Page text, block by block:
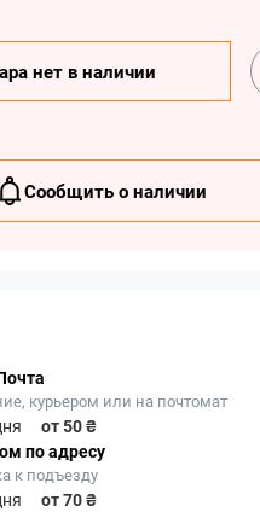
нет в наличии
Сообщить о наличии
курьером или на почтомат
от 50 ₴
по адресу
к подъезду
от 70 ₴